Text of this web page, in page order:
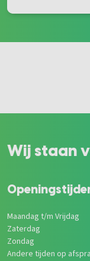
Wij staan
Maandag t/m Vrijdag
Zaterdag
Zondag
Andere tijden op